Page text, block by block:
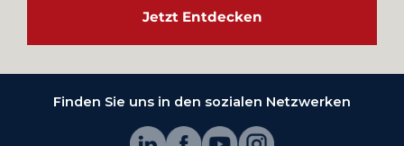
Jetzt Entdecken
Finden Sie uns in den sozialen Netzwerken